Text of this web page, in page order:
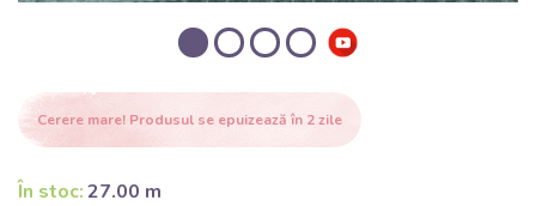
Cerere mare! Produsul se epuizează în 2 zile
În stoc:27.00 m